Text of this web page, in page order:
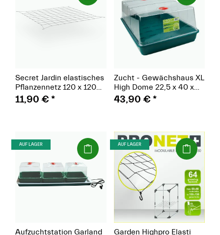
Secret Jardin elastisches
Pflanzennetz 120 x 120
cm
11,90 € *
Zucht - Gewächshaus XL
High Dome 22,5 x 40 x
58 cm
43,90 € *
AUF LAGER (Paket)
Aufzuchtstation Garland
AUF LAGER (Paket)
Garden Highpro Elasti